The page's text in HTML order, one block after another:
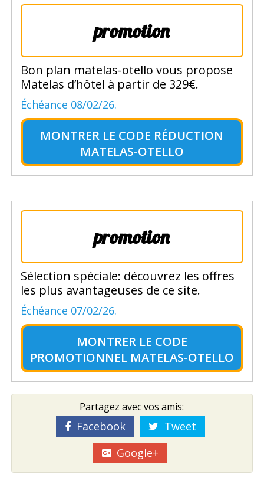
promotion
Bon plan matelas-otello vous propose
Matelas d’hôtel à partir de 329€.
Échéance 08/02/26.
MONTRER LE CODE RÉDUCTION
MATELAS-OTELLO
promotion
Sélection spéciale: découvrez les offres
les plus avantageuses de ce site.
Échéance 07/02/26.
MONTRER LE CODE
PROMOTIONNEL MATELAS-OTELLO
Partagez avec vos amis:
Facebook
Tweet
Google+